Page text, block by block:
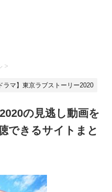
>
ラマ】東京ラブストーリー2020
の見逃し動画を
できるサイトまと